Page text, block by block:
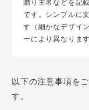
贈り主名などを記
です。シンプルに
す（細かなデザイ
ーにより異なります
以下の注意事項を
す。